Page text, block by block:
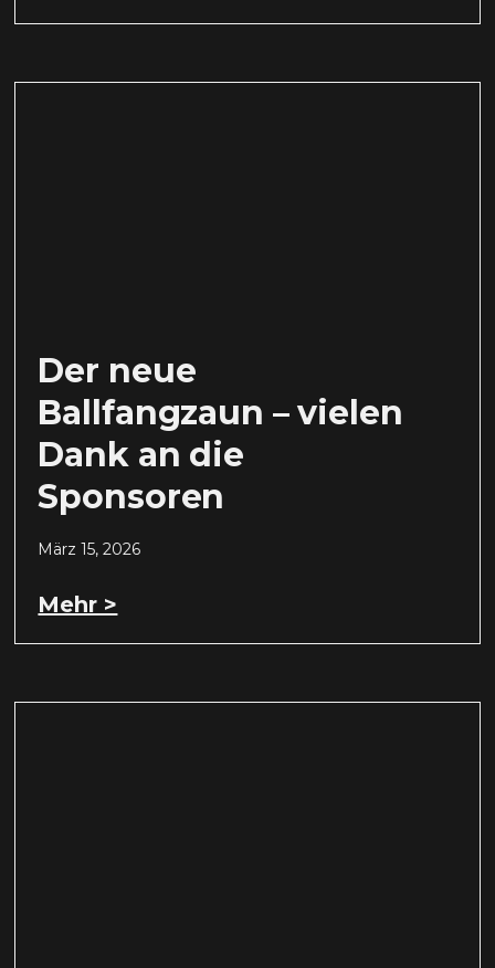
Der neue
Ballfangzaun – vielen
Dank an die
Sponsoren
März 15, 2026
Mehr >